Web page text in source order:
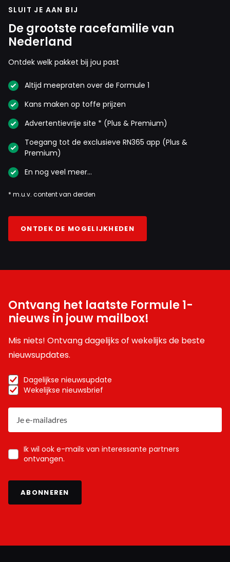
Sissy10.
3 november 2024 18:44
Zoals je weet heb ik weken lang 100 vertrouwen
gehad in Max😉 en ja inderdaad na de
,wat dan?
Dit bericht is aangepast op:
Erwin_B
racewonder
3 november 2024 19:09
vertrouwen bekijken....top he
Midway
3 november 2024 20:06
One_formula
3 november 2024 18:01
Wat gaaaaaf💪🏻 Max is in lange tijd niet zo blij geweest
met een overwinning😁😁💪🏻
SLUIT JE AAN BIJ
De grootste racefamilie van
Nederland
Ontdek welk pakket bij jou past
Altijd meepraten over de Formule 1
Kans maken op toffe prijzen
Advertentievrije site * (Plus & Premium)
Toegang tot de exclusieve RN365 app (Plus &
Premium)
En nog veel meer…
* m.u.v. content van derden
ONTDEK DE MOGELIJKHEDEN
Ontvang het laatste Formule 1-
nieuws in jouw mailbox!
Mis niets! Ontvang dagelijks of wekelijks de beste
nieuwsupdates.
Dagelijkse nieuwsupdate
Wekelijkse nieuwsbrief
Ik wil ook e-mails van interessante partners
ontvangen.
ABONNEREN